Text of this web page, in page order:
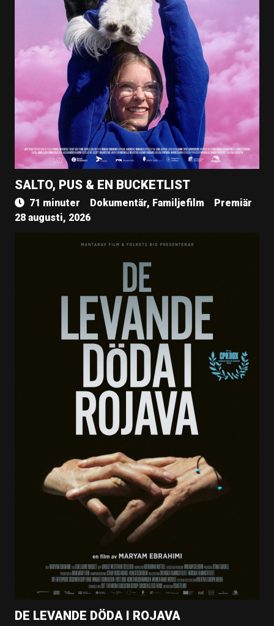
SALTO, PUS & EN BUCKETLIST
71 minuter Dokumentär, Familjefilm
Premiär
28 augusti, 2026
DE LEVANDE DÖDA I ROJAVA